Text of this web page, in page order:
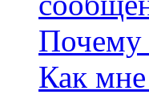
Почему
Как